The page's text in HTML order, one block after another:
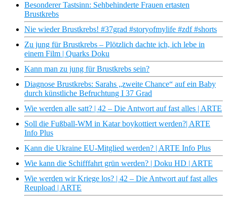
Besonderer Tastsinn: Sehbehinderte Frauen ertasten
Brustkrebs
Nie wieder Brustkrebs! #37grad #storyofmylife #zdf #shorts
Zu jung für Brustkrebs – Plötzlich dachte ich, ich lebe in
einem Film | Quarks Doku
Kann man zu jung für Brustkrebs sein?
Diagnose Brustkrebs: Sarahs „zweite Chance“ auf ein Baby
durch künstliche Befruchtung I 37 Grad
Wie werden alle satt? | 42 – Die Antwort auf fast alles | ARTE
Soll die Fußball-WM in Katar boykottiert werden?| ARTE
Info Plus
Kann die Ukraine EU-Mitglied werden? | ARTE Info Plus
Wie kann die Schifffahrt grün werden? | Doku HD | ARTE
Wie werden wir Kriege los? | 42 – Die Antwort auf fast alles
Reupload | ARTE